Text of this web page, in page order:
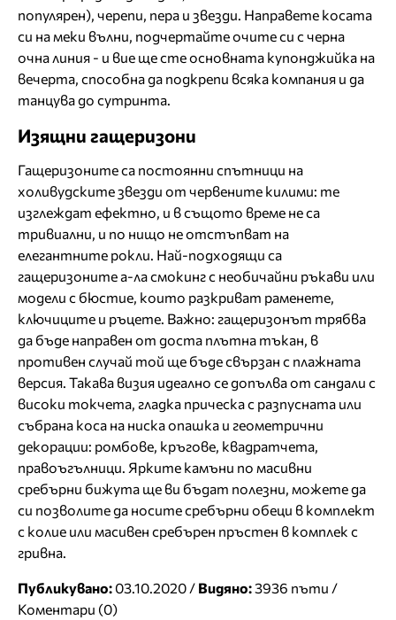
популярен), черепи, пера и звезди. Направете косата
си на меки вълни, подчертайте очите си с черна
очна линия - и вие ще сте основната купонджийка на
вечерта, способна да подкрепи всяка компания и да
танцува до сутринта.
Изящни гащеризони
Гащеризоните са постоянни спътници на
холивудските звезди от червените килими: те
изглеждат ефектно, и в същото време не са
тривиални, и по нищо не отстъпват на
елегантните рокли. Най-подходящи са
гащеризоните а-ла смокинг с необичайни ръкави или
модели с бюстие, които разкриват раменете,
ключиците и ръцете. Важно: гащеризонът трябва
да бъде направен от доста плътна тъкан, в
противен случай той ще бъде свързан с плажната
версия. Такава визия идеално се допълва от сандали с
високи токчета, гладка прическа с разпусната или
събрана коса на ниска опашка и геометрични
декорации: ромбове, кръгове, квадратчета,
правоъгълници. Ярките камъни по масивни
сребърни бижута ще ви бъдат полезни, можете да
си позволите да носите сребърни обеци в комплект
с колие или масивен сребърен пръстен в комплек с
гривна.
Публикувано: 03.10.2020 / Видяно: 3936 пъти /
Коментари (0)